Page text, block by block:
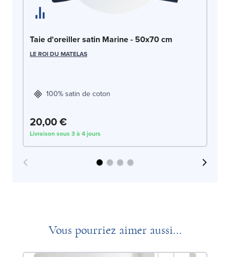
Taie d'oreiller satin Marine - 50x70 cm
LE ROI DU MATELAS
100% satin de coton
20,00 €
Livraison sous 3 à 4 jours
Vous pourriez aimer aussi...